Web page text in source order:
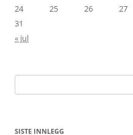
24
25 26 27
31
« jul
etter:
SISTE INNLEGG